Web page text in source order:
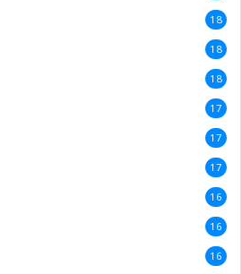
18
18
18
17
17
17
16
16
16